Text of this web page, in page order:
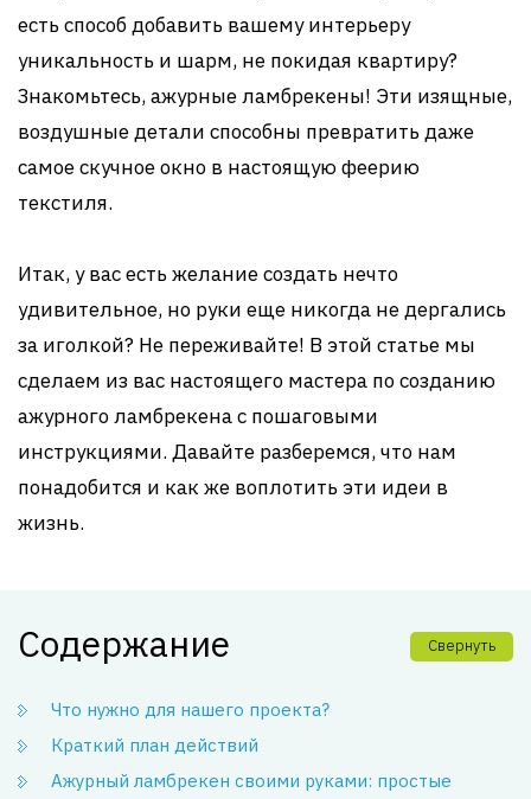
есть способ добавить вашему интерьеру
уникальность и шарм, не покидая квартиру?
Знакомьтесь, ажурные ламбрекены! Эти изящные,
воздушные детали способны превратить даже
самое скучное окно в настоящую феерию
текстиля.
Итак, у вас есть желание создать нечто
удивительное, но руки еще никогда не дергались
за иголкой? Не переживайте! В этой статье мы
сделаем из вас настоящего мастера по созданию
ажурного ламбрекена с пошаговыми
инструкциями. Давайте разберемся, что нам
понадобится и как же воплотить эти идеи в
жизнь.
Содержание Свернуть
Что нужно для нашего проекта?
Краткий план действий
Ажурный ламбрекен своими руками: простые